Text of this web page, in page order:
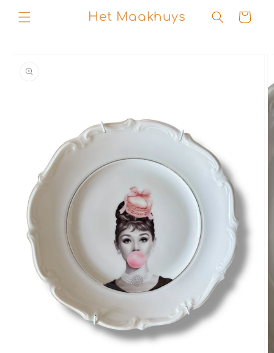
content
Het Maakhuys Cart
information